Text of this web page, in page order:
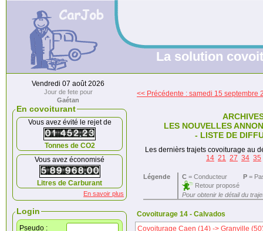
La solution
Vendredi 07 août 2026
Jour de fete pour
Gaétan
En covoiturant
Vous avez évité le rejet de
Tonnes de CO2
Vous avez économisé
Litres de Carburant
En savoir plus
Login
Pseudo :
<< Précédente : samedi 15 septembre
LES NOUVELLES
- LISTE DE
Les dernièrs trajets covoiturage au
14 21 27 34 35
Légende C= Conducteur P=
Retour proposé
Pour obtenir le détail du
Covoiturage 14 - Calvados
Covoiturage Caen (14) -> Granville